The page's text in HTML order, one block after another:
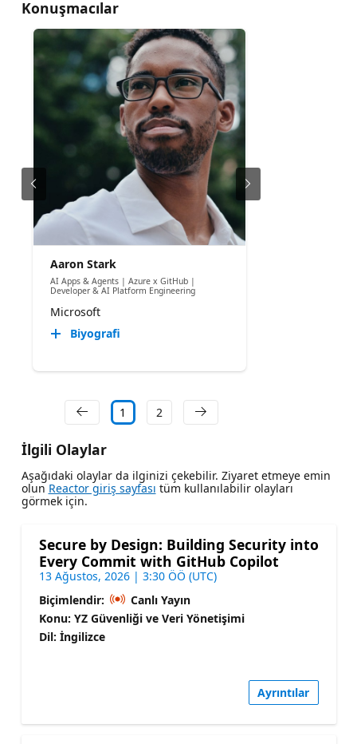
Konuşmacılar
Aaron Stark
AI Apps & Agents | Azure x GitHub |
Developer & AI Platform Engineering
Microsoft
Biyografi
1 2
İlgili Olaylar
Aşağıdaki olaylar da ilginizi çekebilir. Ziyaret etmeye emin
olun Reactor giriş sayfası tüm kullanılabilir olayları
görmek için.
Secure by Design: Building Security into
Every Commit with GitHub Copilot
13 Ağustos, 2026 | 3:30 ÖÖ (UTC)
Biçimlendir:
Canlı Yayın
Konu: YZ Güvenliği ve Veri Yönetişimi
Dil: İngilizce
Ayrıntılar